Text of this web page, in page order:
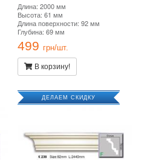
Длина: 2000 мм
Высота: 61 мм
Длина поверхности: 92 мм
Глубина: 69 мм
499 грн/шт.
В корзину!
ДЕЛАЕМ СКИДКУ